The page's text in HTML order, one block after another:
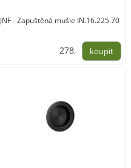
JNF - Zapuštěná mušle IN.16.225.70
278,-